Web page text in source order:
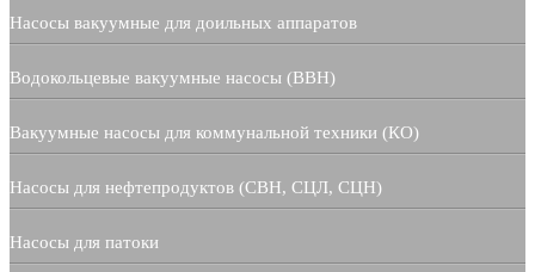
Насосы вакуумные для доильных аппаратов
Водокольцевые вакуумные насосы (ВВН)
Вакуумные насосы для коммунальной техники (КО)
Насосы для нефтепродуктов (СВН, СЦЛ, СЦН)
Насосы для патоки